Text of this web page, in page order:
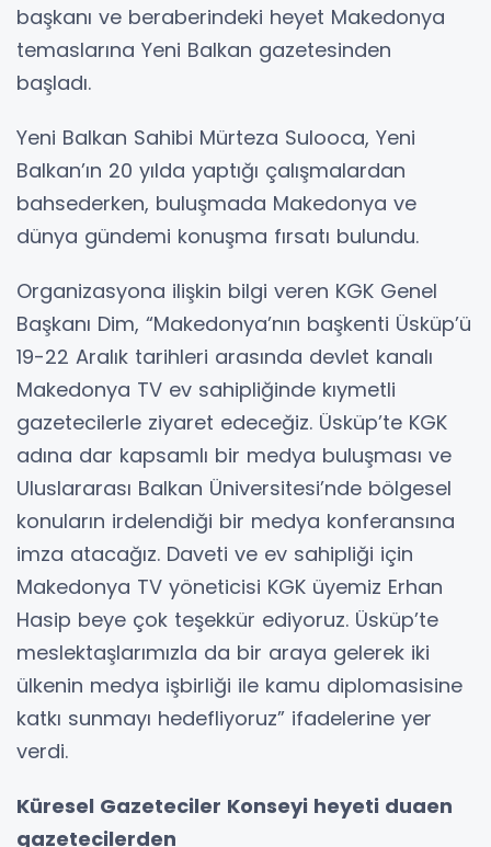
başkanı ve beraberindeki heyet Makedonya
temaslarına Yeni Balkan gazetesinden
başladı.
Yeni Balkan Sahibi Mürteza Sulooca, Yeni
Balkan’ın 20 yılda yaptığı çalışmalardan
bahsederken, buluşmada Makedonya ve
dünya gündemi konuşma fırsatı bulundu.
Organizasyona ilişkin bilgi veren KGK Genel
Başkanı Dim, “Makedonya’nın başkenti Üsküp’ü
19-22 Aralık tarihleri arasında devlet kanalı
Makedonya TV ev sahipliğinde kıymetli
gazetecilerle ziyaret edeceğiz. Üsküp’te KGK
adına dar kapsamlı bir medya buluşması ve
Uluslararası Balkan Üniversitesi’nde bölgesel
konuların irdelendiği bir medya konferansına
imza atacağız. Daveti ve ev sahipliği için
Makedonya TV yöneticisi KGK üyemiz Erhan
Hasip beye çok teşekkür ediyoruz. Üsküp’te
meslektaşlarımızla da bir araya gelerek iki
ülkenin medya işbirliği ile kamu diplomasisine
katkı sunmayı hedefliyoruz” ifadelerine yer
verdi.
Küresel Gazeteciler Konseyi heyeti duaen
gazetecilerden